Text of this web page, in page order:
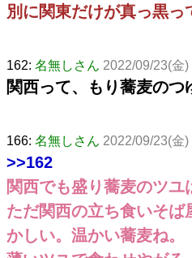
別に関東だけが真っ黒っ
162: 名無しさん 2022/09/23(金
関西って、もり蕎麦のつ
166: 名無しさん 2022/09/23(金
>>162
関西でも盛り蕎麦のツユ
ただ関西の立ち食いそば
かしい。温かい蕎麦ね。